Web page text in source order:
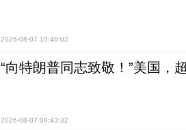
2026-08-07 10:40:02
“向特朗普同志致敬！”美国，
2026-08-07 09:43:32